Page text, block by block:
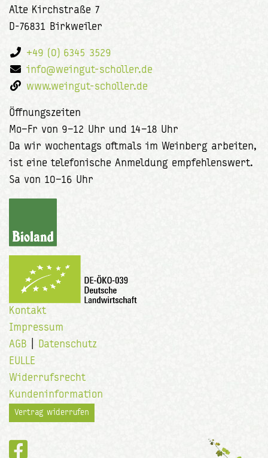
Alte Kirchstraße 7
D-76831 Birkweiler
+49 (0) 6345 3529
info@weingut-scholler.de
www.weingut-scholler.de
Öffnungszeiten
Mo–Fr von 9–12 Uhr und 14–18 Uhr
Da wir wochentags oftmals im Weinberg arbeiten,
ist eine telefonische Anmeldung empfehlenswert.
Sa von 10–16 Uhr
Kontakt
Impressum
AGB
Datenschutz
EULLE
Widerrufsrecht
Kundeninformation
Vertrag widerrufen